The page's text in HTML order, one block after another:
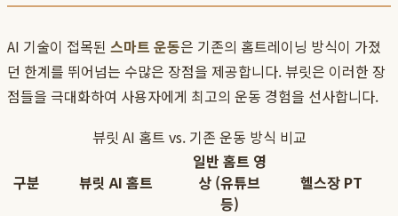
AI 기술이 접목된 스마트 운동은 기존의 홈트레이닝 방식이 가졌
던 한계를 뛰어넘는 수많은 장점을 제공합니다. 뷰릿은 이러한 장
점들을 극대화하여 사용자에게 최고의 운동 경험을 선사합니다.
뷰릿 AI 홈트 vs. 기존 운동 방식 비교
구분 뷰릿 AI 홈트
일반 홈트 영
상 (유튜브
등)
헬스장 PT